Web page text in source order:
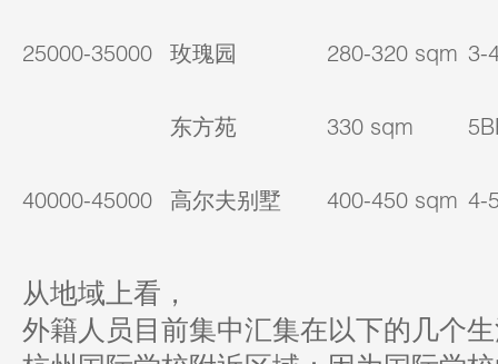
25000-35000 玫瑰园 280-320 sqm 3-
东方苑 330 sqm
40000-45000 高尔夫别墅 400-450 sqm 4-
从地域上看，
外籍人员目前集中汇集在以下的几个